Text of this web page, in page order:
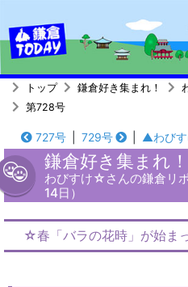
トップ 鎌倉好き集まれ！
第728号
727号 729号 ▲わびす
鎌倉好き集まれ！
わびすけ☆さんの鎌倉リ
14日）
☆春「バラの花時」が始ま